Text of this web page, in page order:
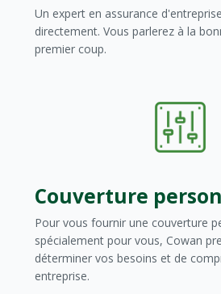
Un expert en assurance
directement. Vous parlerez à la
premier coup.
Couverture
Pour vous fournir une couverture
spécialement pour vous, Cowan
déterminer vos besoins et de
entreprise.